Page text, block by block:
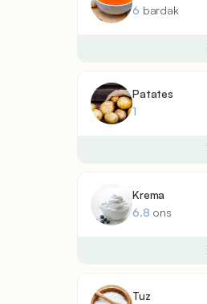
6 bardak
Patates
1
Krema
6.8 ons
Tuz